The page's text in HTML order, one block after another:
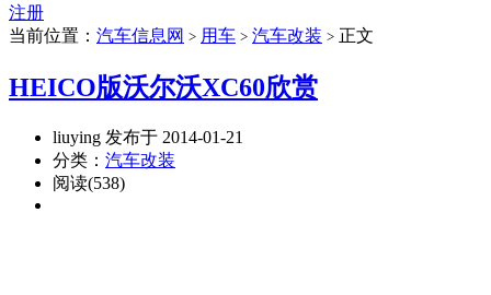
注册
当前位置： 汽车信息网 > 用车 > 汽车改装 > 正文
HEICO版沃尔沃XC60欣赏
liuying 发布于 2014-01-21
分类： 汽车改装
阅读(538)